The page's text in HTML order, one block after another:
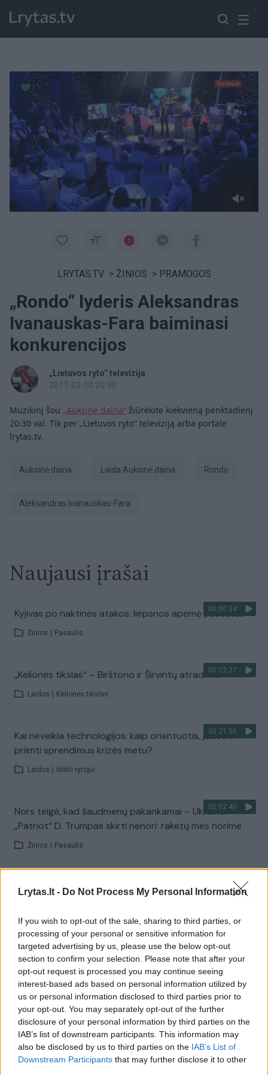
Lrytas.lt - Do Not Process My Personal Information
If you wish to opt-out of the sale, sharing to third parties, or
processing of your personal or sensitive information for
targeted advertising by us, please use the below opt-out
section to confirm your selection. Please note that after your
opt-out request is processed you may continue seeing
interest-based ads based on personal information utilized by
us or personal information disclosed to third parties prior to
your opt-out. You may separately opt-out of the further
disclosure of your personal information by third parties on the
IAB’s list of downstream participants. This information may
also be disclosed by us to third parties on the IAB’s List of
Downstream Participants that may further disclose it to other
Paremkite Ukrainą
LRYTAS.TV > ŽINIOS > PRAMOGOS
„Rondo“ lyderis Aleksandras
Ivanauskas-Fara baiminasi
konkurencijos
„Lietuvos ryto“ televizija
2017-03-10 20:30
Muzikinį šou „Auksinė daina“ žiūrėkite kiekvieną penktadienį
20:30 val. Tik per „Lietuvos ryto“ televiziją arba portale
lrytas.tv.
auksinė daina laida Auksinė daina Rondo
Aleksandras Ivanauskas-Fara
Naujausi įrašai
00:00:34
Kyjivas po naktinės atakos: liepsnos apėmė pastatus
Žinios Pasaulis
00:22:27
„Kelionės tikslas“ – Birštono ir Širvintų atradimai
Laidos Kelionės tikslas
00:21:56
Kai neveikia technologijos: kaip orientuotis, judėti ir
priimti sprendimus krizės metu?
Laidos Išlikti rytojui
00:02:40
Nors teigė, kad šaudmenų pakankamai – Ukrainai
„Patriot“ D. Trumpas skirti nenori: raketų mes norime
Žinios Pasaulis
Žiūrimiausi įrašai
00:00:30
Vaizdai iš tragiškos avarijos Vilniaus r.: dviejų moterų ir
vaiko gyvybių išgelbėti nepavyko
Žinios | Lietuvos diena
00:00:57
Savaitės vidurys nusimato karštas: temperatūra kils iki